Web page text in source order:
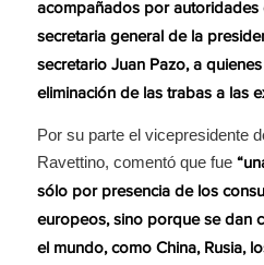
acompañados por autoridades
secretaria general de la
secretario Juan Pazo, a
eliminación de las trabas a las
Por su parte el vicepresidente
Ravettino, comentó que fue
sólo por presencia de los
europeos, sino porque se dan
el mundo, como China, Rusia,